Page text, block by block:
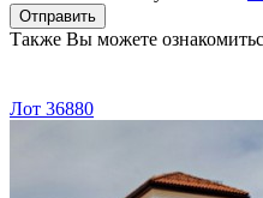
Отправить
Также Вы можете
Лот 36880